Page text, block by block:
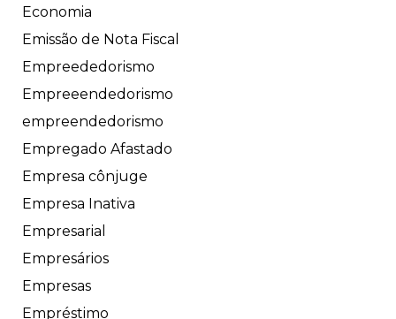
Economia
Emissão de Nota Fiscal
Empreededorismo
Empreeendedorismo
empreendedorismo
Empregado Afastado
Empresa cônjuge
Empresa Inativa
Empresarial
Empresários
Empresas
Empréstimo